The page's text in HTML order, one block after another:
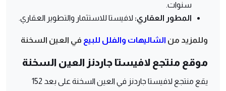
سنوات.
المطور العقاري: لافيستا للاستثمار والتطوير العقاري.
وللمزيد من الشاليهات والفلل للبيع في العين السخنة
موقع منتجع لافيستا جاردنز العين السخنة
يقع منتجع لافيستا جاردنز في العين السخنة على بعد 152